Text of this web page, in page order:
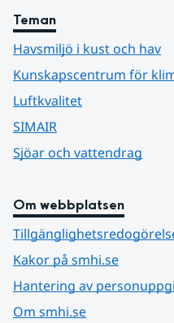
Teman
Havsmiljö i kust och hav
Kunskapscentrum för
Luftkvalitet
SIMAIR
Sjöar och vattendrag
Om webbplatsen
Kakor på smhi.se
Hantering av
Om smhi.se